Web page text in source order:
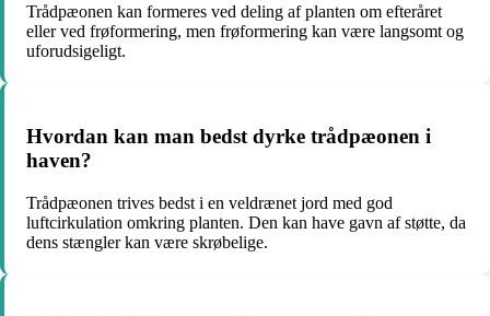
Trådpæonen kan formeres ved deling af planten om efteråret
eller ved frøformering, men frøformering kan være langsomt og
uforudsigeligt.
Hvordan kan man bedst dyrke trådpæonen i
haven?
Trådpæonen trives bedst i en veldrænet jord med god
luftcirkulation omkring planten. Den kan have gavn af støtte, da
dens stængler kan være skrøbelige.